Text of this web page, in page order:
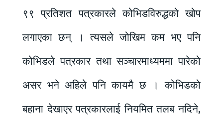
९९ प्रतिशत पत्रकारले कोभिडविरुद्धको खोप
लगाएका छन् । त्यसले जोखिम कम भए पनि
कोभिडले पत्रकार तथा सञ्चारमाध्यममा पारेको
असर भने अहिले पनि कायमै छ । कोभिडको
बहाना देखाएर पत्रकारलाई नियमित तलब नदिने,